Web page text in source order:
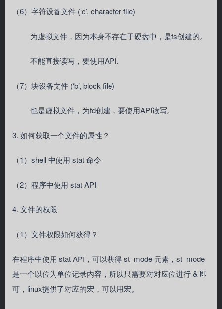
（6）字符设备文件 (‘c’, character file)
为虚拟文件，因为本身不存在于硬盘中，是fs创建的。
不能直接读写，要使用API.
（7）块设备文件 (‘b’, block file)
也是虚拟文件，为fd创建，要使用API读写。
3. 如何获取一个文件的属性？
（1）shell 中使用 stat 命令
（2）程序中使用 stat API
4. 文件的权限
（1）文件权限如何获得？
在程序中使用 stat API，可以获得 st_mode 元素，st_mode
是一个以位为单位记录内容，所以只需要对对应位进行 & 即
可，linux提供了对应的宏，可以用宏。